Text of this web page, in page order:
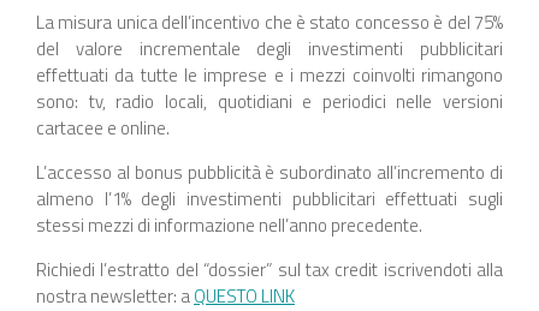
La misura unica dell’incentivo che è stato concesso è del 75%
del valore incrementale degli investimenti pubblicitari
effettuati da tutte le imprese e i mezzi coinvolti rimangono
sono: tv, radio locali, quotidiani e periodici nelle versioni
cartacee e online.
L’accesso al bonus pubblicità è subordinato all’incremento di
almeno l’1% degli investimenti pubblicitari effettuati sugli
stessi mezzi di informazione nell’anno precedente.
Richiedi l’estratto del “dossier” sul tax credit iscrivendoti alla
nostra newsletter: aQUESTO LINK